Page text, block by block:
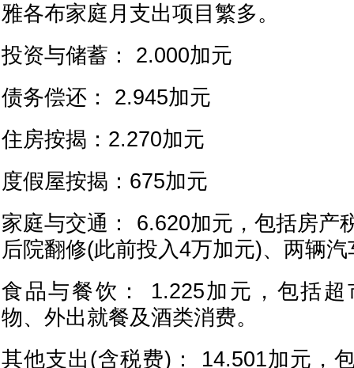
雅各布家庭月支出项目繁多。
投资与储蓄： 2.000加元
债务偿还： 2.945加元
住房按揭：2.270加元
度假屋按揭：675加元
家庭与交通： 6.620加元，包括房产
后院翻修(此前投入4万加元)、两辆
食品与餐饮： 1.225加元，包括超
物、外出就餐及酒类消费。
其他支出(含税费)： 14.501加元，